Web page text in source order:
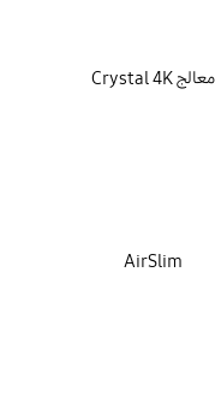
معالج Crystal 4K
AirSlim